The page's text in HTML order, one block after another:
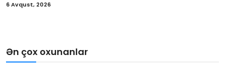
6 Avqust, 2026
Ən çox oxunanlar